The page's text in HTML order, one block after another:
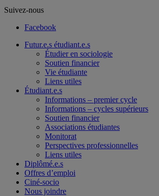
Suivez-nous
Facebook
Futur.e.s étudiant.e.s
Étudier en sociologie
Soutien financier
Vie étudiante
Liens utiles
Étudiant.e.s
Informations – premier cycle
Informations – cycles supérieurs
Soutien financier
Associations étudiantes
Monitorat
Perspectives professionnelles
Liens utiles
Diplômé.e.s
Offres d’emploi
Ciné-socio
Nous joindre